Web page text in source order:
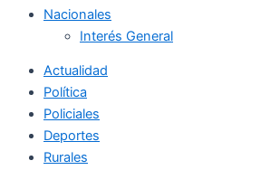
Nacionales
Interés General
Actualidad
Política
Policiales
Deportes
Rurales